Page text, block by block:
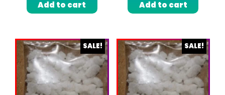
Add to cart Add to cart
SALE! SALE!